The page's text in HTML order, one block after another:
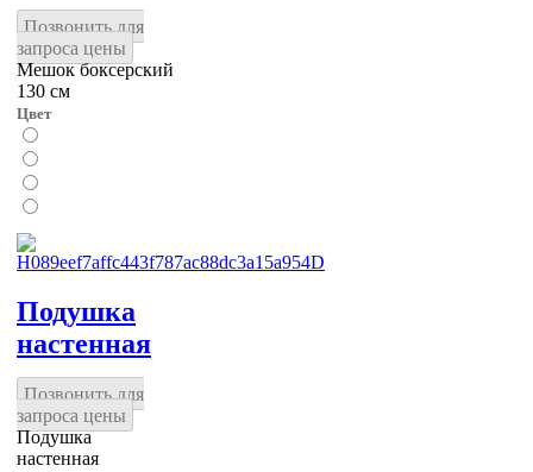
Позвонить для
запроса цены
Мешок боксерский
130 см
Цвет
Подушка
настенная
Позвонить для
запроса цены
Подушка
настенная